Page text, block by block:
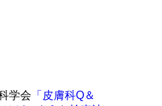
学会 「皮膚科Q＆